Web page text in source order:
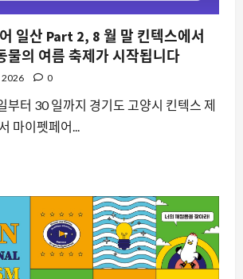
일산 Part 2, 8 월 말 킨텍스에서
물의 여름 축제가 시작됩니다
2026 0
부터 30 일까지 경기도 고양시 킨텍스 제
마이펫페어...